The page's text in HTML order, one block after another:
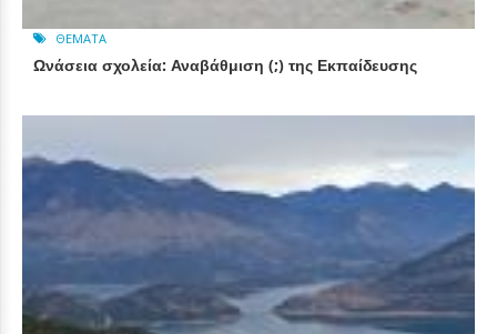
ΘΈΜΑΤΑ
Ωνάσεια σχολεία: Αναβάθμιση (;) της Εκπαίδευσης